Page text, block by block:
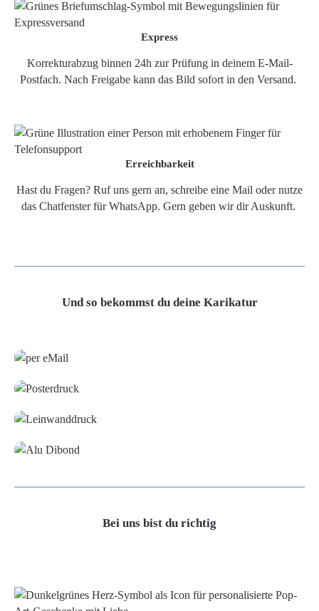
Express
Korrekturabzug binnen 24h zur Prüfung in deinem E-Mail-
Postfach. Nach Freigabe kann das Bild sofort in den Versand.
Erreichbarkeit
Hast du Fragen? Ruf uns gern an, schreibe eine Mail oder nutze
das Chatfenster für WhatsApp. Gern geben wir dir Auskunft.
Und so bekommst du deine Karikatur
Bei uns bist du richtig